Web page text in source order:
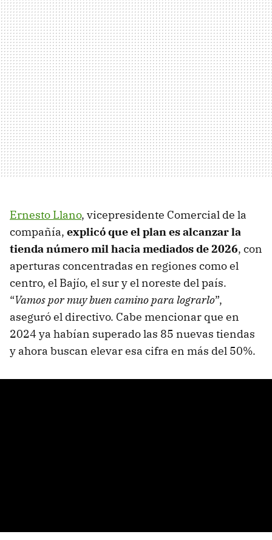
Ernesto Llano, vicepresidente Comercial de la
compañía, explicó que el plan es alcanzar la
tienda número mil hacia mediados de 2026, con
aperturas concentradas en regiones como el
centro, el Bajío, el sur y el noreste del país.
“Vamos por muy buen camino para lograrlo”,
aseguró el directivo. Cabe mencionar que en
2024 ya habían superado las 85 nuevas tiendas
y ahora buscan elevar esa cifra en más del 50%.